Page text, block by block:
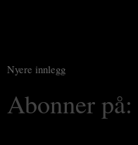
Nyere innlegg
Abonner på: